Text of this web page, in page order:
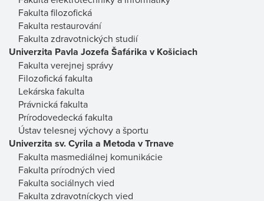
Fakulta filozofická
Fakulta restaurování
Fakulta zdravotnických studií
Univerzita Pavla Jozefa Šafárika v Košiciach
Fakulta verejnej správy
Filozofická fakulta
Lekárska fakulta
Právnická fakulta
Prírodovedecká fakulta
Ústav telesnej výchovy a športu
Univerzita sv. Cyrila a Metoda v Trnave
Fakulta masmediálnej komunikácie
Fakulta prírodných vied
Fakulta sociálnych vied
Fakulta zdravotníckych vied